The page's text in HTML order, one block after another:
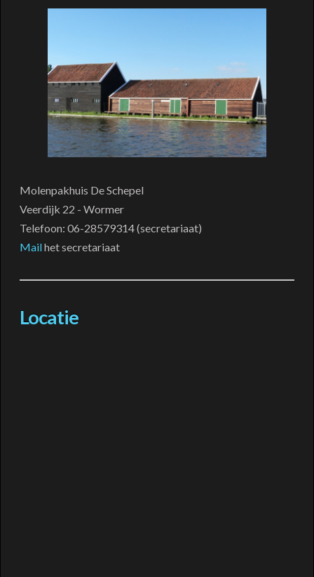
Molenpakhuis De Schepel
Veerdijk 22 - Wormer
Telefoon: 06-28579314 (secretariaat)
Mailhet secretariaat
Locatie